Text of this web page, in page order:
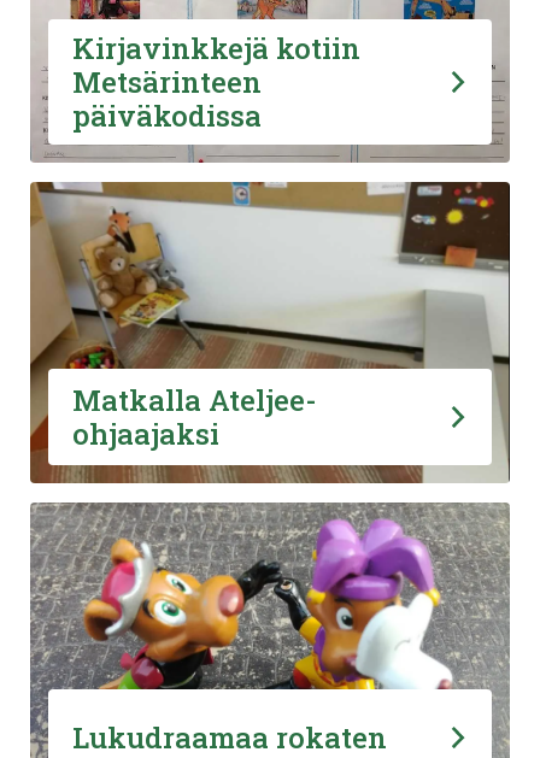
Kirjavinkkejä kotiin
Metsärinteen
päiväkodissa
Matkalla Ateljee-
ohjaajaksi
Lukudraamaa rokaten